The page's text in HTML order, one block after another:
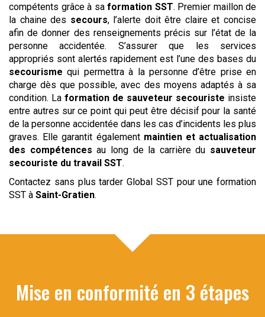
compétents grâce à sa formation SST. Premier maillon de
la chaine des secours, l’alerte doit être claire et concise
afin de donner des renseignements précis sur l’état de la
personne accidentée. S’assurer que les services
appropriés sont alertés rapidement est l’une des bases du
secourisme qui permettra à la personne d’être prise en
charge dès que possible, avec des moyens adaptés à sa
condition. La formation de sauveteur secouriste insiste
entre autres sur ce point qui peut être décisif pour la santé
de la personne accidentée dans les cas d’incidents les plus
graves. Elle garantit également maintien et actualisation
des compétences au long de la carrière du sauveteur
secouriste du travail SST.
Contactez sans plus tarder Global SST pour une formation
SST à Saint-Gratien.
Mise en conformité en 3 étapes